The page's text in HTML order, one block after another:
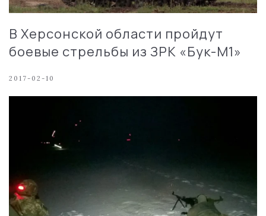
В Херсонской области пройдут
боевые стрельбы из ЗРК «Бук-М1»
2017-02-10